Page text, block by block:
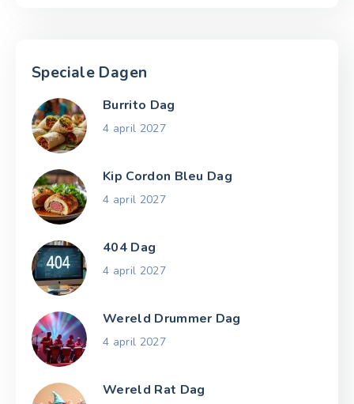
Speciale Dagen
Burrito Dag
4 april 2027
Kip Cordon Bleu Dag
4 april 2027
404 Dag
4 april 2027
Wereld Drummer Dag
4 april 2027
Wereld Rat Dag